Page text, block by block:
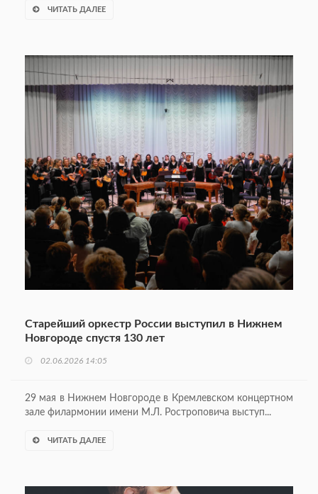
ЧИТАТЬ ДАЛЕЕ
Старейший оркестр России выступил в Нижнем
Новгороде спустя 130 лет
02.06.2026 14:05
29 мая в Нижнем Новгороде в Кремлевском концертном
зале филармонии имени М.Л. Ростроповича выступ...
ЧИТАТЬ ДАЛЕЕ